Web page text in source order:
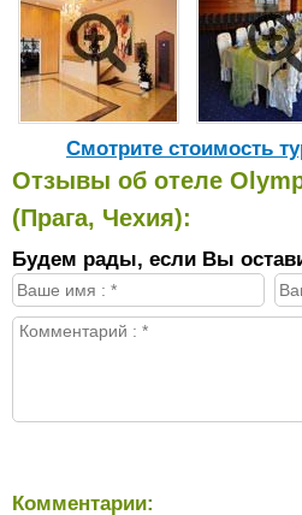
Cмотрите стоимость
Отзывы об отеле
(Прага, Чехия):
Будем рады, если Вы
Комментарии: